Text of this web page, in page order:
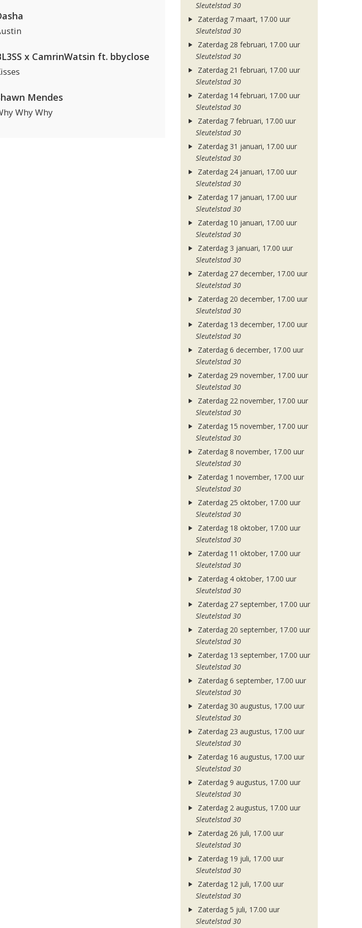
x CamrinWatsin ft. bbyclose
Mendes
Why Why
Sleutelstad 30
Zaterdag 7 maart, 17.00 uur
Sleutelstad 30
Zaterdag 28 februari, 17.00 uur
Sleutelstad 30
Zaterdag 21 februari, 17.00 uur
Sleutelstad 30
Zaterdag 14 februari, 17.00 uur
Sleutelstad 30
Zaterdag 7 februari, 17.00 uur
Sleutelstad 30
Zaterdag 31 januari, 17.00 uur
Sleutelstad 30
Zaterdag 24 januari, 17.00 uur
Sleutelstad 30
Zaterdag 17 januari, 17.00 uur
Sleutelstad 30
Zaterdag 10 januari, 17.00 uur
Sleutelstad 30
Zaterdag 3 januari, 17.00 uur
Sleutelstad 30
Zaterdag 27 december, 17.00 uur
Sleutelstad 30
Zaterdag 20 december, 17.00 uur
Sleutelstad 30
Zaterdag 13 december, 17.00 uur
Sleutelstad 30
Zaterdag 6 december, 17.00 uur
Sleutelstad 30
Zaterdag 29 november, 17.00 uur
Sleutelstad 30
Zaterdag 22 november, 17.00 uur
Sleutelstad 30
Zaterdag 15 november, 17.00 uur
Sleutelstad 30
Zaterdag 8 november, 17.00 uur
Sleutelstad 30
Zaterdag 1 november, 17.00 uur
Sleutelstad 30
Zaterdag 25 oktober, 17.00 uur
Sleutelstad 30
Zaterdag 18 oktober, 17.00 uur
Sleutelstad 30
Zaterdag 11 oktober, 17.00 uur
Sleutelstad 30
Zaterdag 4 oktober, 17.00 uur
Sleutelstad 30
Zaterdag 27 september, 17.00 uur
Sleutelstad 30
Zaterdag 20 september, 17.00 uur
Sleutelstad 30
Zaterdag 13 september, 17.00 uur
Sleutelstad 30
Zaterdag 6 september, 17.00 uur
Sleutelstad 30
Zaterdag 30 augustus, 17.00 uur
Sleutelstad 30
Zaterdag 23 augustus, 17.00 uur
Sleutelstad 30
Zaterdag 16 augustus, 17.00 uur
Sleutelstad 30
Zaterdag 9 augustus, 17.00 uur
Sleutelstad 30
Zaterdag 2 augustus, 17.00 uur
Sleutelstad 30
Zaterdag 26 juli, 17.00 uur
Sleutelstad 30
Zaterdag 19 juli, 17.00 uur
Sleutelstad 30
Zaterdag 12 juli, 17.00 uur
Sleutelstad 30
Zaterdag 5 juli, 17.00 uur
Sleutelstad 30